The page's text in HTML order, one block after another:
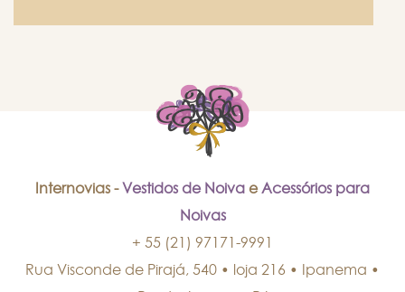
Internovias - Vestidos de Noiva e Acessórios para
Noivas
+ 55 (21) 97171-9991
Rua Visconde de Pirajá, 540 • loja 216 • Ipanema •